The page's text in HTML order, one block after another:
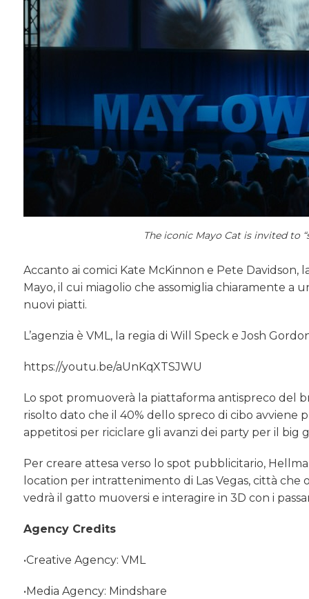
The iconic Mayo Cat is invited to
Accanto ai comici Kate McKinnon e Pete
Mayo, il cui miagolio che assomiglia chiaramente a
nuovi piatti.
L’agenzia è VML, la regia di Will Speck e Josh
https://youtu.be/aUnKqXTSJWU
Lo spot promuoverà la piattaforma antispreco del
risolto dato che il 40% dello spreco di cibo avviene
appetitosi per riciclare gli avanzi dei party per il big
Per creare attesa verso lo spot pubblicitario,
location per intrattenimento di Las Vegas, città che
vedrà il gatto muoversi e interagire in 3D con i
Agency Credits
•Creative Agency: VML
•Media Agency: Mindshare